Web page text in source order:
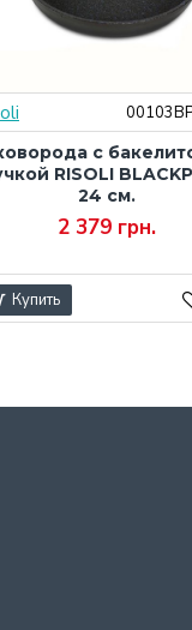
c
RISOLI
24 см.
2 379 грн.
Купить